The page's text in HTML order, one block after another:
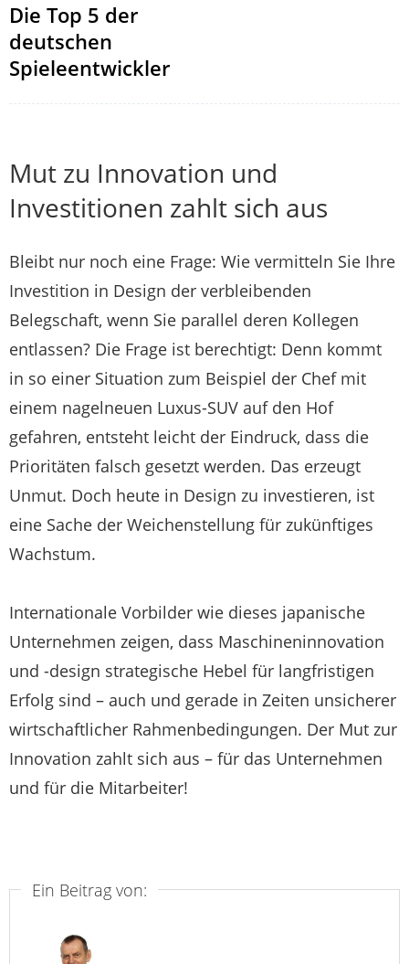
Die Top 5 der
deutschen
Spieleentwickler
Mut zu Innovation und
Investitionen zahlt sich aus
Bleibt nur noch eine Frage: Wie vermitteln Sie Ihre
Investition in Design der verbleibenden
Belegschaft, wenn Sie parallel deren Kollegen
entlassen? Die Frage ist berechtigt: Denn kommt
in so einer Situation zum Beispiel der Chef mit
einem nagelneuen Luxus-SUV auf den Hof
gefahren, entsteht leicht der Eindruck, dass die
Prioritäten falsch gesetzt werden. Das erzeugt
Unmut. Doch heute in Design zu investieren, ist
eine Sache der Weichenstellung für zukünftiges
Wachstum.
Internationale Vorbilder wie dieses japanische
Unternehmen zeigen, dass Maschineninnovation
und -design strategische Hebel für langfristigen
Erfolg sind – auch und gerade in Zeiten unsicherer
wirtschaftlicher Rahmenbedingungen. Der Mut zur
Innovation zahlt sich aus – für das Unternehmen
und für die Mitarbeiter!
Ein Beitrag von: